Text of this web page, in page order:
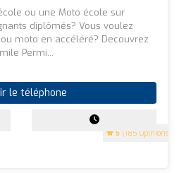
5 (185 Opinions)
ou une Moto école sur
diplômés? Vous voulez
moto en accéléré? Decouvrez
Permi...
le téléphone